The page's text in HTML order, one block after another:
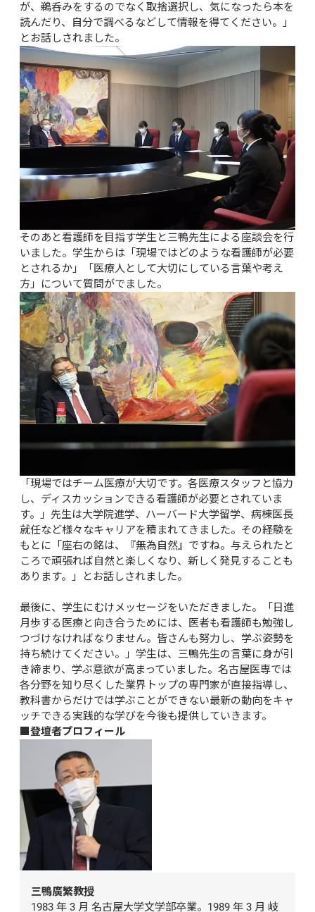
が、鵜呑みをするのでなく取捨選択し、気になったら本を
読んだり、自分で調べるなどして情報を得てください。」
とお話しされました。
そのあと看護師を目指す学生と三鴨先生による座談会を行
いました。学生からは「現場ではどのような看護師が必要
とされるか」「医療人として大切にしている言葉や考え
方」について質問がでました。
「現場ではチーム医療が大切です。各医療スタッフと協力
し、ディスカッションできる看護師が必要とされていま
す。」先生は大学院進学、ハーバード大学留学、病棟医長
就任など様々なキャリアを積まれてきました。その経験を
もとに「座右の銘は、『無為自然』ですね。与えられたと
ころで頑張れば自然と楽しくなり、新しく発見することも
あります。」とお話しされました。
最後に、学生にむけメッセージをいただきました。「日進
月歩する医療と向き合うためには、医者も看護師も勉強し
つづけなければなりません。皆さんも努力し、学ぶ姿勢を
持ち続けてください。」学生は、三鴨先生の言葉に身が引
き締まり、学ぶ意欲が高まっていました。名古屋医専では
各分野を知り尽くした業界トップの専門家が直接指導し、
教科書からだけでは学ぶことができない最新の動向をキャ
ッチできる実践的な学びを今後も提供していきます。
■登壇者プロフィール
三鴨廣繁教授
1983 年 3 月 名古屋大学文学部卒業。1989 年 3 月 岐